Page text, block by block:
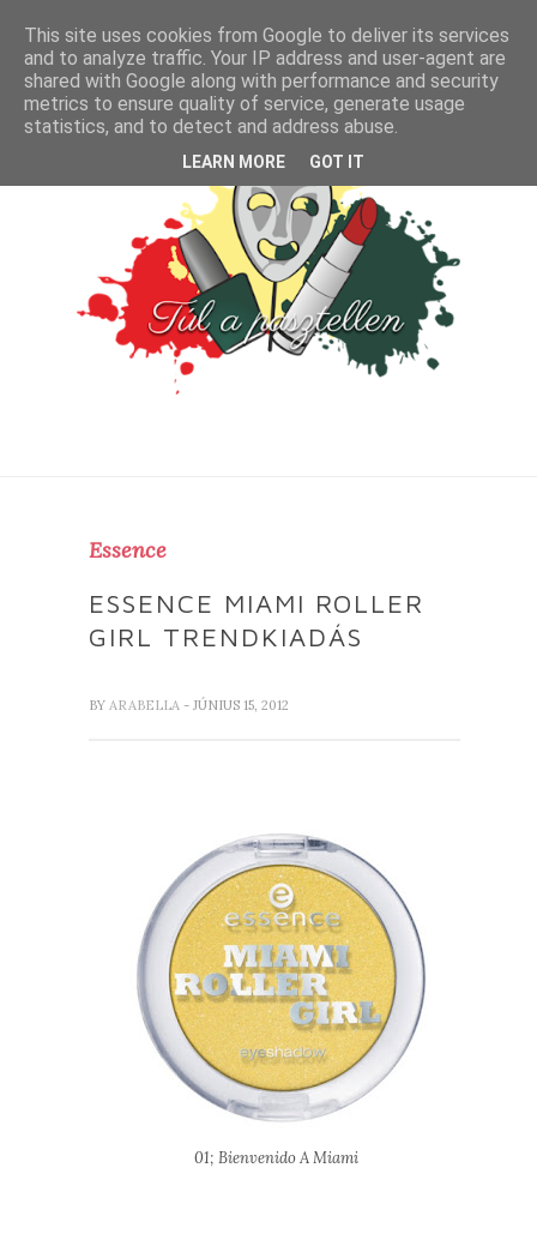
Essence
ESSENCE MIAMI ROLLER
GIRL TRENDKIADÁS
BY ARABELLA - JÚNIUS 15, 2012
01; Bienvenido A Miami
This site uses cookies from Google to deliver its services
and to analyze traffic. Your IP address and user-agent are
shared with Google along with performance and security
metrics to ensure quality of service, generate usage
statistics, and to detect and address abuse.
LEARN MORE GOT IT